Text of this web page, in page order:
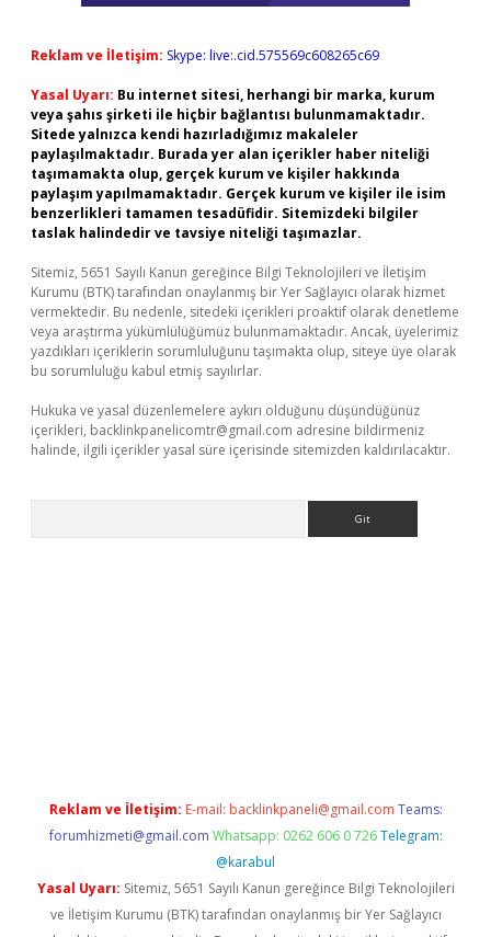
Reklam ve İletişim: Skype: live:.cid.575569c608265c69
Yasal Uyarı: Bu internet sitesi, herhangi bir marka, kurum
veya şahıs şirketi ile hiçbir bağlantısı bulunmamaktadır.
Sitede yalnızca kendi hazırladığımız makaleler
paylaşılmaktadır. Burada yer alan içerikler haber niteliği
taşımamakta olup, gerçek kurum ve kişiler hakkında
paylaşım yapılmamaktadır. Gerçek kurum ve kişiler ile isim
benzerlikleri tamamen tesadüfidir. Sitemizdeki bilgiler
taslak halindedir ve tavsiye niteliği taşımazlar.
Sitemiz, 5651 Sayılı Kanun gereğince Bilgi Teknolojileri ve İletişim
Kurumu (BTK) tarafından onaylanmış bir Yer Sağlayıcı olarak hizmet
vermektedir. Bu nedenle, sitedeki içerikleri proaktif olarak denetleme
veya araştırma yükümlülüğümüz bulunmamaktadır. Ancak, üyelerimiz
yazdıkları içeriklerin sorumluluğunu taşımakta olup, siteye üye olarak
bu sorumluluğu kabul etmiş sayılırlar.
Hukuka ve yasal düzenlemelere aykırı olduğunu düşündüğünüz
içerikleri, backlinkpanelicomtr@gmail.com adresine bildirmeniz
halinde, ilgili içerikler yasal süre içerisinde sitemizden kaldırılacaktır.
Reklam ve İletişim: E-mail: backlinkpaneli@gmail.com Teams:
forumhizmeti@gmail.com Whatsapp: 0262 606 0 726 Telegram:
@karabul
Yasal Uyarı: Sitemiz, 5651 Sayılı Kanun gereğince Bilgi Teknolojileri
ve İletişim Kurumu (BTK) tarafından onaylanmış bir Yer Sağlayıcı